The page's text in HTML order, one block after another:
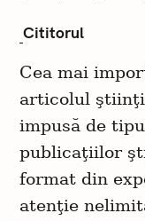
Cititorul
Cea mai
articolul
impusă de
publicaţiilor
format din
atenţie